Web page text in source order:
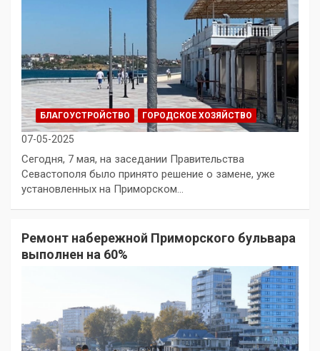
БЛАГОУСТРОЙСТВО ГОРОДСКОЕ ХОЗЯЙСТВО
07-05-2025
Сегодня, 7 мая, на заседании Правительства
Севастополя было принято решение о замене, уже
установленных на Приморском…
Ремонт набережной Приморского бульвара
выполнен на 60%